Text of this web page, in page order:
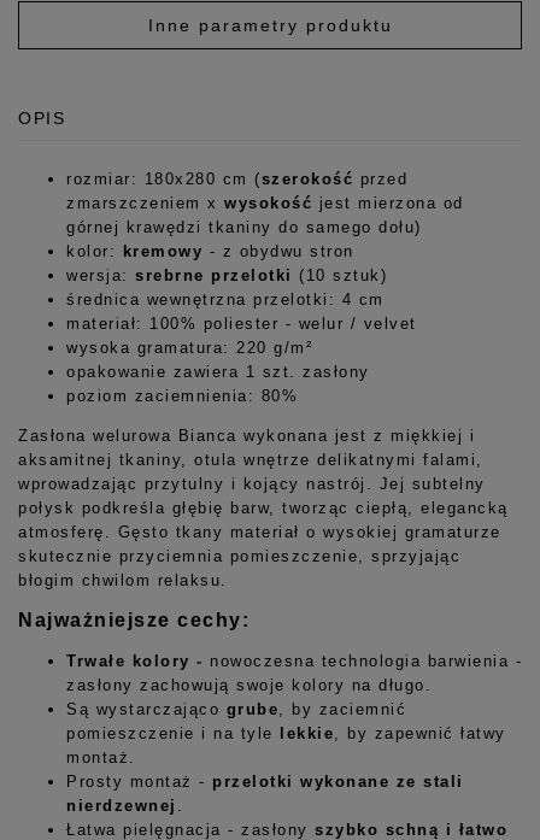
Inne parametry produktu
OPIS
rozmiar: 180x280 cm (szerokość przed
zmarszczeniem x wysokość jest mierzona od
górnej krawędzi tkaniny do samego dołu)
kolor: kremowy - z obydwu stron
wersja: srebrne przelotki (10 sztuk)
średnica wewnętrzna przelotki: 4 cm
materiał: 100% poliester - welur / velvet
wysoka gramatura: 220 g/m²
opakowanie zawiera 1 szt. zasłony
poziom zaciemnienia: 80%
Zasłona welurowa Bianca wykonana jest z miękkiej i
aksamitnej tkaniny, otula wnętrze delikatnymi falami,
wprowadzając przytulny i kojący nastrój. Jej subtelny
połysk podkreśla głębię barw, tworząc ciepłą, elegancką
atmosferę. Gęsto tkany materiał o wysokiej gramaturze
skutecznie przyciemnia pomieszczenie, sprzyjając
błogim chwilom relaksu.
Najważniejsze cechy:
Trwałe kolory - nowoczesna technologia barwienia -
zasłony zachowują swoje kolory na długo.
Są wystarczająco grube , by zaciemnić
pomieszczenie i na tyle lekkie , by zapewnić łatwy
montaż.
Prosty montaż - przelotki wykonane ze stali
nierdzewnej
Łatwa pielęgnacja - zasłony szybko schną i łatwo